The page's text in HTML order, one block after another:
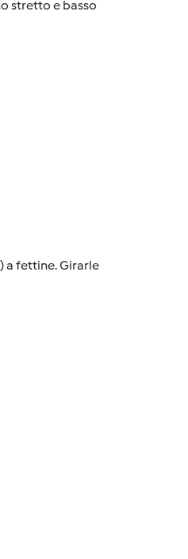
stretto e basso
a fettine. Girarle